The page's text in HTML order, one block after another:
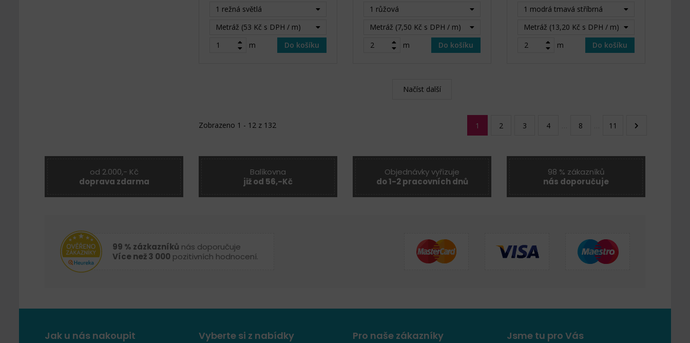
1 režná světlá
Metráž (53 Kč s DPH / m)
m
Do košíku
1 růžová
Metráž (7,50 Kč s DPH / m)
m
Do košíku
1 modrá tmavá stříbrná
Metráž (13,20 Kč s DPH / m)
m
Do košíku
Načíst další
Zobrazeno 1 - 12 z 132 1 2 3 4 8 11
od 2.000,- Kč
doprava zdarma
Balíkovna
již od 56,-Kč
Objednávky vyřizuje
do 1-2 pracovních dnů
98 % zákazníků
nás doporučuje
99 % zázkazníků nás doporučuje
Více než 3 000 pozitivních hodnocení.
Jak u nás nakoupit Vyberte si z nabídky Pro naše zákazníky Jsme tu pro Vás